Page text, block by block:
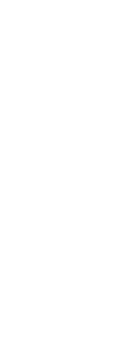
a bassa
del fluido
solari
attivare e
e della quantità di